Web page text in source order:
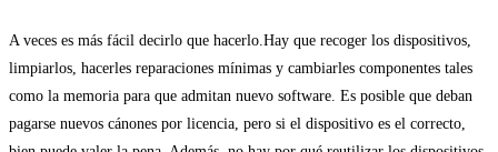
A veces es más fácil decirlo que hacerlo.Hay que recoger los dispositivos,
limpiarlos, hacerles reparaciones mínimas y cambiarles componentes tales
como la memoria para que admitan nuevo software. Es posible que deban
pagarse nuevos cánones por licencia, pero si el dispositivo es el correcto,